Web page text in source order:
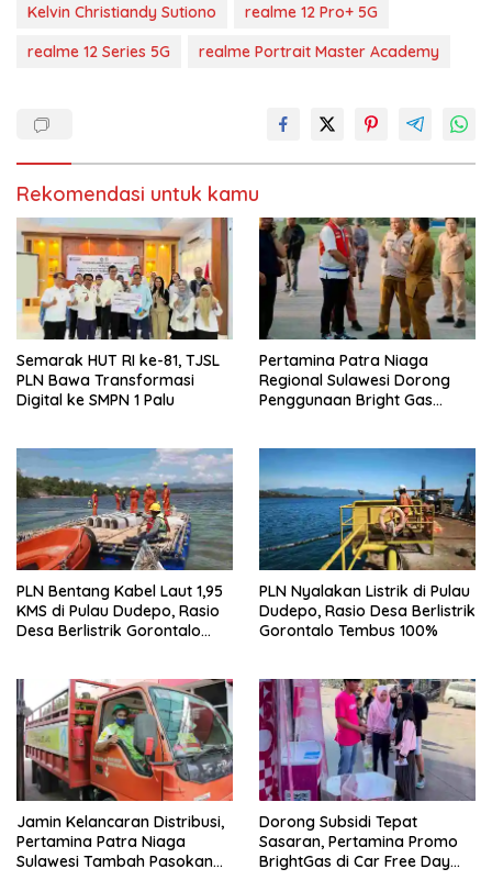
n
t
k
b
a
a
w
i
t
t
e
r
(
M
e
m
b
u
k
a
d
e
n
d
e
l
a
y
n
g
a
r
u
n
t
k
m
a
d
F
a
c
e
b
o
o
k
(
M
e
m
b
u
k
i
e
n
d
e
l
a
y
a
g
b
a
r
Kelvin Christiandy Sutiono
realme 12 Pro+ 5G
realme 12 Series 5G
realme Portrait Master Academy
Rekomendasi untuk kamu
Semarak HUT RI ke-81, TJSL
PLN Bawa Transformasi
Digital ke SMPN 1 Palu
Pertamina Patra Niaga
Regional Sulawesi Dorong
Penggunaan Bright Gas
PLN Bentang Kabel Laut 1,95
KMS di Pulau Dudepo, Rasio
Desa Berlistrik Gorontalo
PLN Nyalakan Listrik di Pulau
Dudepo, Rasio Desa Berlistrik
Gorontalo Tembus 100%
Jamin Kelancaran Distribusi,
Pertamina Patra Niaga
Sulawesi Tambah Pasokan
Dorong Subsidi Tepat
Sasaran, Pertamina Promo
BrightGas di Car Free Day